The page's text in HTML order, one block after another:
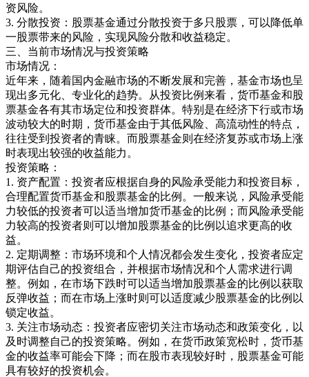
资风险。
3. 分散投资：股票基金通过分散投资于多只股票，可以降低单
一股票带来的风险，实现风险分散和收益稳定。
三、当前市场情况与投资策略
市场情况：
近年来，随着国内金融市场的不断发展和完善，基金市场也呈
现出多元化、专业化的趋势。从投资比例来看，货币基金和股
票基金各有其市场定位和投资群体。特别是在经济下行或市场
波动较大的时期，货币基金由于其低风险、高流动性的特点，
往往受到投资者的青睐。而股票基金则在经济复苏或市场上涨
时表现出较强的收益能力。
投资策略：
1. 资产配置：投资者应根据自身的风险承受能力和投资目标，
合理配置货币基金和股票基金的比例。一般来说，风险承受能
力较低的投资者可以适当增加货币基金的比例；而风险承受能
力较高的投资者则可以增加股票基金的比例以追求更高的收
益。
2. 定期调整：市场环境和个人情况都会发生变化，投资者应定
期评估自己的投资组合，并根据市场情况和个人需求进行调
整。例如，在市场下跌时可以适当增加股票基金的比例以获取
反弹收益；而在市场上涨时则可以适度减少股票基金的比例以
锁定收益。
3. 关注市场动态：投资者应密切关注市场动态和政策变化，以
及时调整自己的投资策略。例如，在货币政策宽松时，货币基
金的收益率可能会下降；而在股市表现较好时，股票基金可能
具有较好的投资机会。